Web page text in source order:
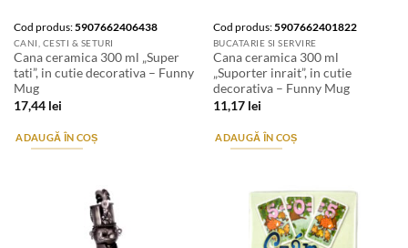
Cod produs:5907662406438
CANI, CESTI & SETURI
Cana ceramica 300 ml „Super
tati”, in cutie decorativa – Funny
Mug
17,44 lei
ADAUGĂ ÎN COȘ
Cod produs:5907662401822
BUCATARIE SI SERVIRE
Cana ceramica 300 ml
„Suporter inrait”, in cutie
decorativa – Funny Mug
11,17 lei
ADAUGĂ ÎN COȘ